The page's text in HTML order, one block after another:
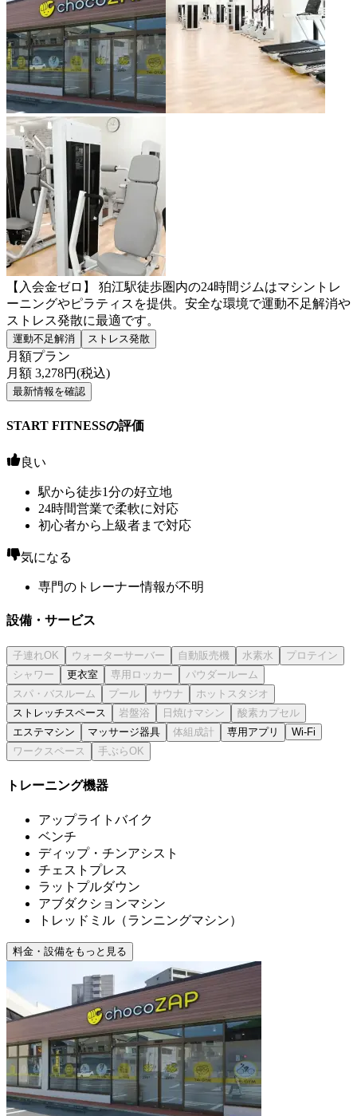
【入会金ゼロ】 狛江駅徒歩圏内の24時間ジムはマシントレ
ーニングやピラティスを提供。安全な環境で運動不足解消や
ストレス発散に最適です。
運動不足解消 ストレス発散
月額プラン
月額 3,278円(税込)
最新情報を確認
START FITNESSの評価
良い
駅から徒歩1分の好立地
24時間営業で柔軟に対応
初心者から上級者まで対応
気になる
専門のトレーナー情報が不明
設備・サービス
更衣室
ストレッチスペース
エステマシン
マッサージ器具 専用アプリ Wi-Fi
トレーニング機器
アップライトバイク
ベンチ
ディップ・チンアシスト
チェストプレス
ラットプルダウン
アブダクションマシン
トレッドミル（ランニングマシン）
料金・設備をもっと見る